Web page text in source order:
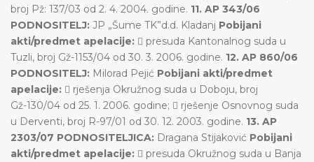
broj Pž: 137/03 od 2. 4. 2004. godine. 11. AP 343/06
PODNOSITELJ: JP „Šume TK”d.d. Kladanj Pobijani
akti/predmet apelacije:  presuda Kantonalnog suda u
Tuzli, broj Gž-1153/04 od 30. 3. 2006. godine. 12. AP 860/06
PODNOSITELJ: Milorad Pejić Pobijani akti/predmet
apelacije:  rješenja Okružnog suda u Doboju, broj
Gž-130/04 od 25. 1. 2006. godine;  rješenje Osnovnog suda
u Derventi, broj R-97/01 od 30. 12. 2003. godine. 13. AP
2303/07 PODNOSITELJICA: Dragana Stijaković Pobijani
akti/predmet apelacije:  presuda Okružnog suda u Banja